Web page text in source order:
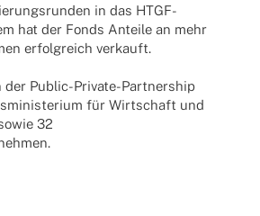
in das HTGF-
hat der Fonds Anteile an mehr
erfolg­reich verkauft.
der Public-Private-Part­­ner­­ship
für Wirt­schaft und
32